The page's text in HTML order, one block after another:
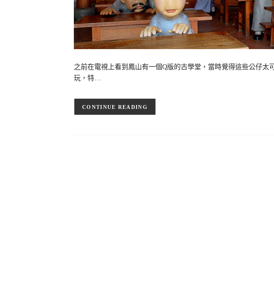
之前在電視上看到鳳山有一個Q版的古學堂，當時覺得這些公仔
玩，特…
CONTINUE READING